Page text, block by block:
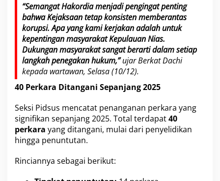
n
g
s
i
t
o
l
i
a
a
t
K
i
r
j
“Semangat Hakordia menjadi pengingat penting
bahwa Kejaksaan tetap konsisten memberantas
korupsi. Apa yang kami kerjakan adalah untuk
kepentingan masyarakat Kepulauan Nias.
Dukungan masyarakat sangat berarti dalam setiap
langkah penegakan hukum,”ujar Berkat Dachi
kepada wartawan, Selasa (10/12).
40 Perkara Ditangani Sepanjang 2025
Seksi Pidsus mencatat penanganan perkara yang
signifikan sepanjang 2025. Total terdapat40
perkara yang ditangani, mulai dari penyelidikan
hingga penuntutan.
Rinciannya sebagai berikut: